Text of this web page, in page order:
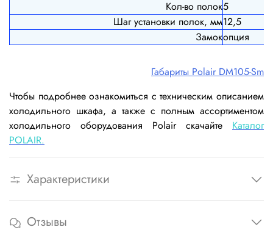
Кол-во полок5
Шаг установки полок, мм12,5
Замокопция
Габариты Polair DM105-Sm
Чтобы подробнее ознакомиться с техническим описанием
холодильного шкафа, а также с полным ассортиментом
холодильного оборудования Polair скачайте Каталог
POLAIR.
Характеристики
Отзывы